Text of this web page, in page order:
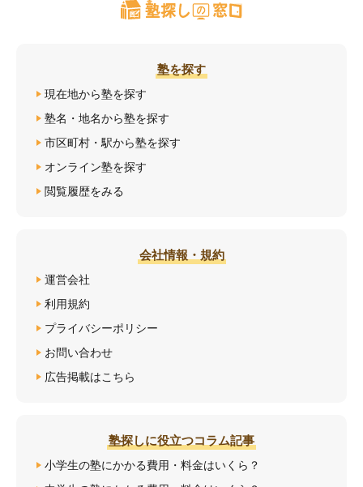
塾を探す
現在地から塾を探す
塾名・地名から塾を探す
市区町村・駅から塾を探す
オンライン塾を探す
閲覧履歴をみる
会社情報・規約
運営会社
利用規約
プライバシーポリシー
お問い合わせ
広告掲載はこちら
塾探しに役立つコラム記事
小学生の塾にかかる費用・料金はいくら？